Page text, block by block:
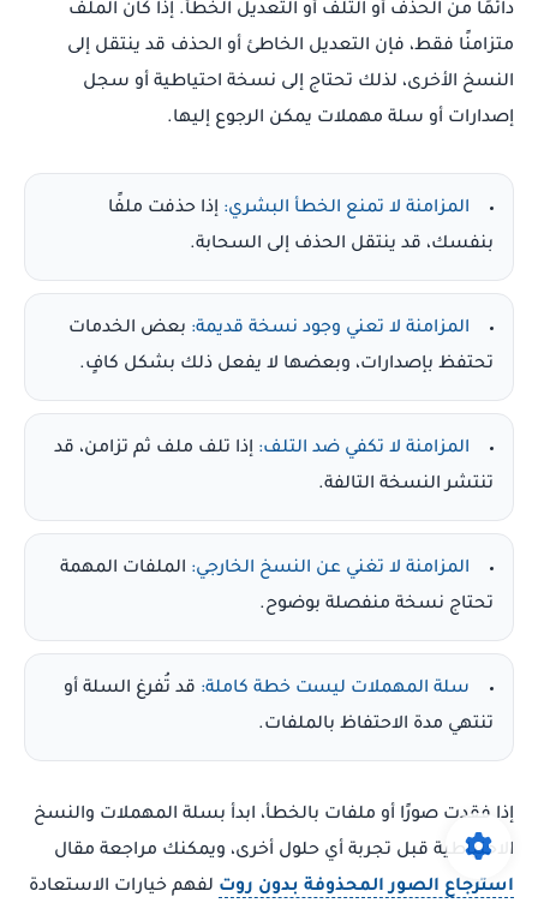
دائمًا من الحذف أو التلف أو التعديل الخطأ. إذا كان الملف
متزامنًا فقط، فإن التعديل الخاطئ أو الحذف قد ينتقل إلى
النسخ الأخرى، لذلك تحتاج إلى نسخة احتياطية أو سجل
إصدارات أو سلة مهملات يمكن الرجوع إليها.
المزامنة لا تمنع الخطأ البشري: إذا حذفت ملفًا
بنفسك، قد ينتقل الحذف إلى السحابة.
المزامنة لا تعني وجود نسخة قديمة: بعض الخدمات
تحتفظ بإصدارات، وبعضها لا يفعل ذلك بشكل كافٍ.
المزامنة لا تكفي ضد التلف: إذا تلف ملف ثم تزامن، قد
تنتشر النسخة التالفة.
المزامنة لا تغني عن النسخ الخارجي: الملفات المهمة
تحتاج نسخة منفصلة بوضوح.
سلة المهملات ليست خطة كاملة: قد تُفرغ السلة أو
تنتهي مدة الاحتفاظ بالملفات.
إذا فقدت صورًا أو ملفات بالخطأ، ابدأ بسلة المهملات والنسخ
الاحتياطية قبل تجربة أي حلول أخرى، ويمكنك مراجعة مقال
استرجاع الصور المحذوفة بدون روت لفهم خيارات الاستعادة